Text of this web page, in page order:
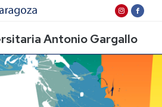
Antonio Gargallo